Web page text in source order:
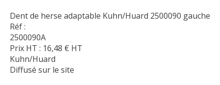
Dent de herse adaptable Kuhn/Huard 2500090 gauche
Réf :
2500090A
Prix HT : 16,48 € HT
Kuhn/Huard
Diffusé sur le site